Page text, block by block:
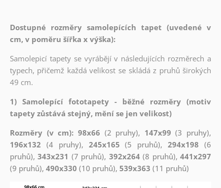
Dostupné rozměry samolepících tapet (uvedené v
cm, v poměru šířka x výška):
Samolepicí tapety se vyrábějí v následujících rozměrech a
typech, přičemž každá velikost se skládá z pruhů širokých
49 cm.
1) Samolepící fototapety - běžné rozměry (motiv
tapety zůstává stejný, mění se jen velikost)
Rozměry (v cm): 98x66 (2 pruhy), 147x99 (3 pruhy),
196x132 (4 pruhy), 245x165 (5 pruhů),294x198 (6
pruhů),343x231 (7 pruhů), 392x264(8 pruhů),441x297
(9 pruhů), 490x330 (10 pruhů), 539x363 (11 pruhů)